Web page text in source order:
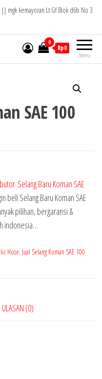
mgk kemayoran Lt Gf Blok d6b No 3
Menu
0
Rp0
SAE 100
Selang Baru Koman SAE
beli Selang Baru Koman SAE
pilihan, bergaransi &
indonesia…
Hose, Jual Selang Koman SAE 100
ULASAN (0)